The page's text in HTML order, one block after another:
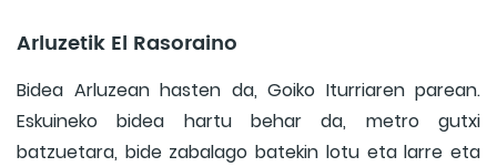
Arluzetik El Rasoraino
Bidea Arluzean hasten da, Goiko Iturriaren parean.
Eskuineko bidea hartu behar da, metro gutxi
batzuetara, bide zabalago batekin lotu eta larre eta